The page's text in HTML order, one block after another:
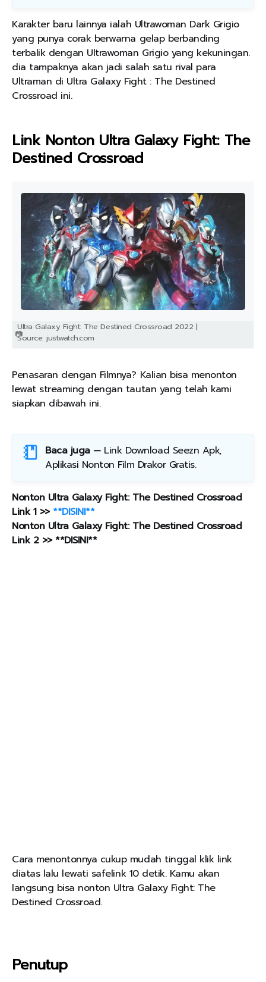
Karakter baru lainnya ialah Ultrawoman Dark Grigio
yang punya corak berwarna gelap berbanding
terbalik dengan Ultrawoman Grigio yang kekuningan.
dia tampaknya akan jadi salah satu rival para
Ultraman di Ultra Galaxy Fight : The Destined
Crossroad ini.
Link Nonton Ultra Galaxy Fight: The
Destined Crossroad
Ultra Galaxy Fight: The Destined Crossroad 2022 |
Source: justwatch.com
Penasaran dengan Filmnya? Kalian bisa menonton
lewat streaming dengan tautan yang telah kami
siapkan dibawah ini.
Baca juga — Link Download Seezn Apk,
Aplikasi Nonton Film Drakor Gratis.
Nonton Ultra Galaxy Fight: The Destined Crossroad
Link 1 >>**DISINI**
Nonton Ultra Galaxy Fight: The Destined Crossroad
Link 2 >> **DISINI**
Cara menontonnya cukup mudah tinggal klik link
diatas lalu lewati safelink 10 detik. Kamu akan
langsung bisa nonton Ultra Galaxy Fight: The
Destined Crossroad.
Penutup